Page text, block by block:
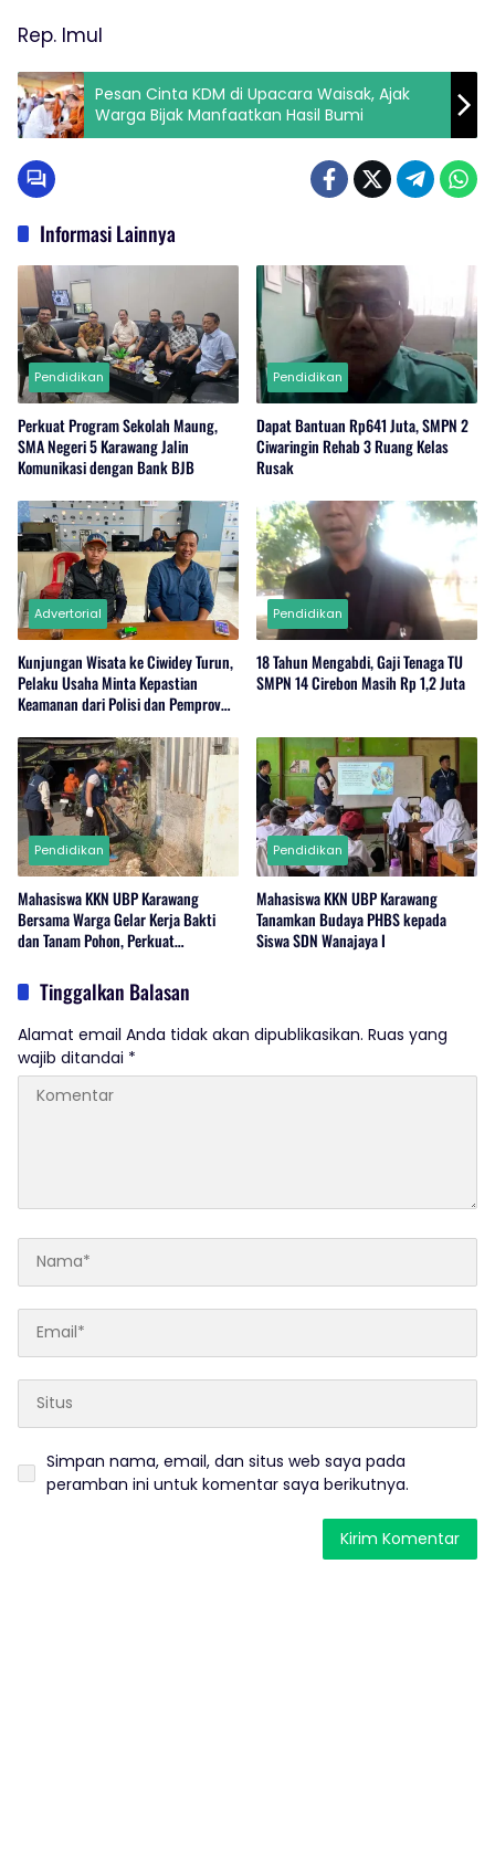
Rep. Imul
Pesan Cinta KDM di Upacara Waisak, Ajak
Warga Bijak Manfaatkan Hasil Bumi
Informasi Lainnya
Pendidikan
Perkuat Program Sekolah Maung,
SMA Negeri 5 Karawang Jalin
Komunikasi dengan Bank BJB
Pendidikan
Dapat Bantuan Rp641 Juta, SMPN 2
Ciwaringin Rehab 3 Ruang Kelas
Rusak
Advertorial
Kunjungan Wisata ke Ciwidey Turun,
Pelaku Usaha Minta Kepastian
Keamanan dari Polisi dan Pemprov
Pendidikan
18 Tahun Mengabdi, Gaji Tenaga TU
SMPN 14 Cirebon Masih Rp 1,2 Juta
Pendidikan
Mahasiswa KKN UBP Karawang
Bersama Warga Gelar Kerja Bakti
dan Tanam Pohon, Perkuat
Pendidikan
Mahasiswa KKN UBP Karawang
Tanamkan Budaya PHBS kepada
Siswa SDN Wanajaya I
Tinggalkan Balasan
Alamat email Anda tidak akan dipublikasikan. Ruas yang
wajib ditandai *
Simpan nama, email, dan situs web saya pada
peramban ini untuk komentar saya berikutnya.